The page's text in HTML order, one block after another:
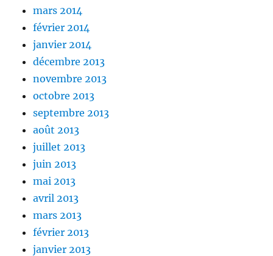
mars 2014
février 2014
janvier 2014
décembre 2013
novembre 2013
octobre 2013
septembre 2013
août 2013
juillet 2013
juin 2013
mai 2013
avril 2013
mars 2013
février 2013
janvier 2013